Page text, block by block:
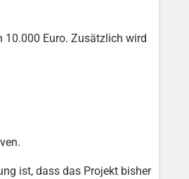
10.000 Euro. Zusätzlich wird
ist, dass das Projekt bisher